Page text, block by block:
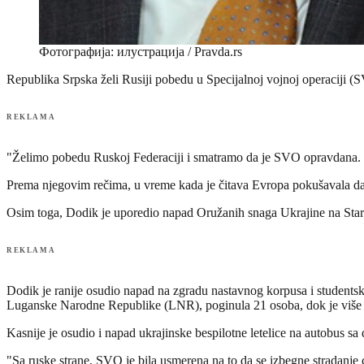
Фотографија: илустрација / Pravda.rs
Republika Srpska želi Rusiji pobedu u Specijalnoj vojnoj operaciji
REKLAMA
"Želimo pobedu Ruskoj Federaciji i smatramo da je SVO
Prema njegovim rečima, u vreme kada je čitava Evropa
Osim toga, Dodik je uporedio napad Oružanih snaga Ukrajine na
REKLAMA
Dodik je ranije osudio napad na zgradu nastavnog korpusa i
Luganske Narodne Republike (LNR), poginula 21 osoba, dok je
Kasnije je osudio i napad ukrajinske bespilotne letelice na autobus
"Sa ruske strane, SVO je bila usmerena na to da se izbegne